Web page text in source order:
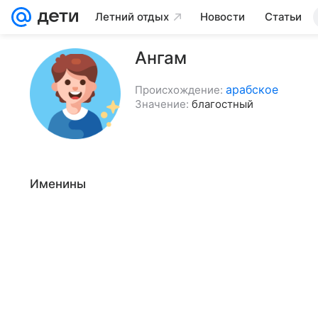
Летний отдых Новости Статьи
Ангам
Происхождение: арабское
Значение: благостный
Именины